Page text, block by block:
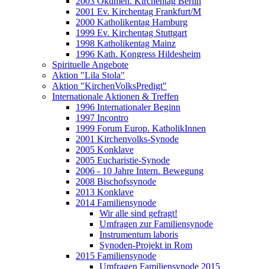
2001 Ev. Kirchentag Frankfurt/M
2000 Katholikentag Hamburg
1999 Ev. Kirchentag Stuttgart
1998 Katholikentag Mainz
1996 Kath. Kongress Hildesheim
Spirituelle Angebote
Aktion "Lila Stola"
Aktion "KirchenVolksPredigt"
Internationale Aktionen & Treffen
1996 Internationaler Beginn
1997 Incontro
1999 Forum Europ. KatholikInnen
2001 Kirchenvolks-Synode
2005 Konklave
2005 Eucharistie-Synode
2006 - 10 Jahre Intern. Bewegung
2008 Bischofssynode
2013 Konklave
2014 Familiensynode
Wir alle sind gefragt!
Umfragen zur Familiensynode
Instrumentum laboris
Synoden-Projekt in Rom
2015 Familiensynode
Umfragen Familiensynode 2015